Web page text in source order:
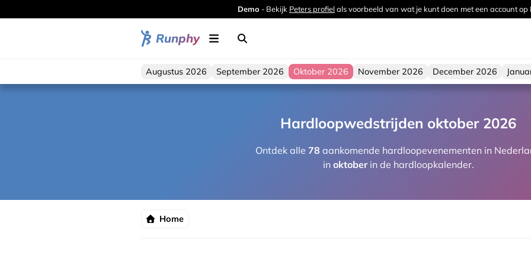
Demo - Bekijk Peters profiel als voorbeeld van wat je kunt doen met een account op
Runphy
Augustus 2026 September 2026 Oktober 2026 November 2026 December 2026
Hardloopwedstrijden oktober 2026
Ontdek alle 78 aankomende hardloopevenementen in
in oktoberin de hardloopkalender.
Home